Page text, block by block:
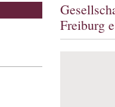
Freiburg